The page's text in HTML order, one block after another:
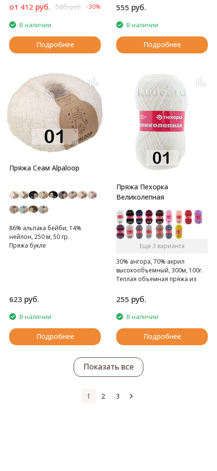
от 412 руб. 585руб. -30%
В наличии
Подробнее
555 руб.
В наличии
Подробнее
Пряжа Сеам Alpaloop
86% альпака бейби, 14%
нейлон, 250 м, 50 гр.
Пряжа букле
623 руб.
В наличии
Подробнее
Пряжа Пехорка
Великолепная
Ещё 3 варианта
30% ангора, 70% акрил
высокообъемный, 300м, 100г.
Теплая объемная пряжа из
255 руб.
В наличии
Подробнее
Показать все
1 2 3